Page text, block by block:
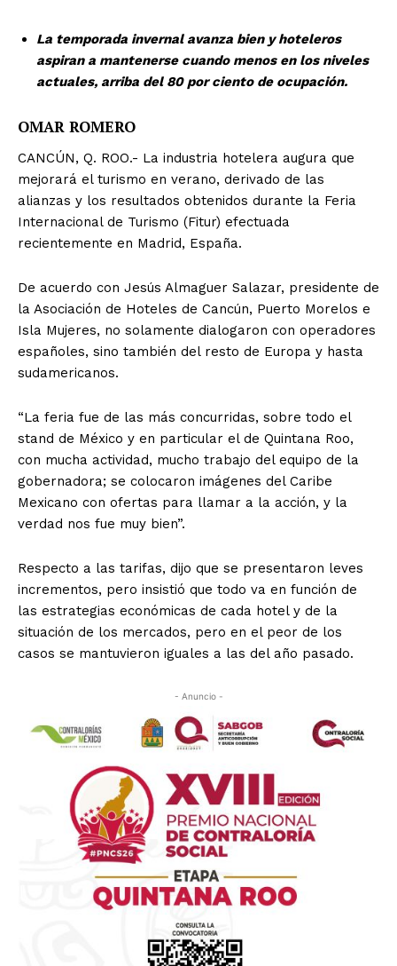
La temporada invernal avanza bien y hoteleros
aspiran a mantenerse cuando menos en los niveles
actuales, arriba del 80 por ciento de ocupación.
OMAR ROMERO
CANCÚN, Q. ROO.- La industria hotelera augura que
mejorará el turismo en verano, derivado de las
alianzas y los resultados obtenidos durante la Feria
Internacional de Turismo (Fitur) efectuada
recientemente en Madrid, España.
De acuerdo con Jesús Almaguer Salazar, presidente de
la Asociación de Hoteles de Cancún, Puerto Morelos e
Isla Mujeres, no solamente dialogaron con operadores
españoles, sino también del resto de Europa y hasta
sudamericanos.
“La feria fue de las más concurridas, sobre todo el
stand de México y en particular el de Quintana Roo,
con mucha actividad, mucho trabajo del equipo de la
gobernadora; se colocaron imágenes del Caribe
Mexicano con ofertas para llamar a la acción, y la
verdad nos fue muy bien”.
Respecto a las tarifas, dijo que se presentaron leves
incrementos, pero insistió que todo va en función de
las estrategias económicas de cada hotel y de la
situación de los mercados, pero en el peor de los
casos se mantuvieron iguales a las del año pasado.
- Anuncio -